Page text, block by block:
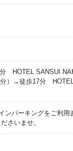
HOTEL SANSUI
）→徒歩17分
パーキングをご利用
さいませ。